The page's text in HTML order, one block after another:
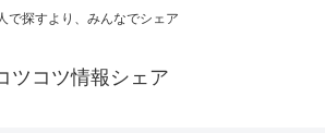
で探すより、みんなでシェア
ツコツ情報シェア